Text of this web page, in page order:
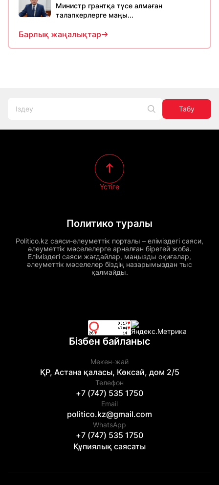
Министр грантқа түсе алмаған
талапкерлерге маңы...
Барлық жаңалықтар
Табу
Политико туралы
Politico.kz саяси-әлеуметтік порталы – еліміздегі саяси,
әлеуметтік мәселелерге арналған бірегей жоба.
Еліміздегі саяси жағдайлар, маңызды оқиғалар,
әлеуметтік мәселелер біздің назарымыздан тыс
қалмайды.
Үстіге
Бізбен байланыс
Мекен-жай
ҚР, Астана қаласы, Көксай, дом 2/5
Телефон
+7 (747) 535 1750
Email
politico.kz@gmail.com
WhatsApp
+7 (747) 535 1750
Құпиялық саясаты